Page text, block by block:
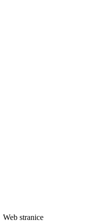
Web stranice